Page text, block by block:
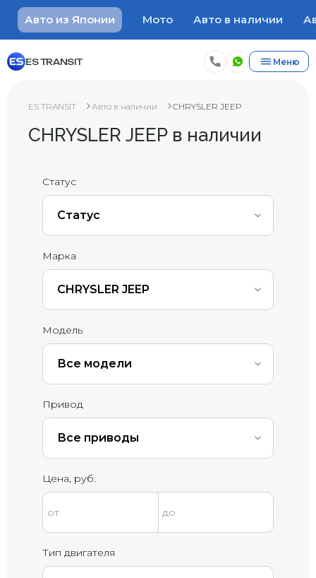
Авто из Японии Мото Авто в наличии
ES TRANSIT Меню
ES TRANSIT Авто в наличии CHRYSLER JEEP
CHRYSLER JEEP в наличии
Статус
Статус
Марка
CHRYSLER JEEP
Модель
Все модели
Привод
Все приводы
Цена, руб.
Тип двигателя